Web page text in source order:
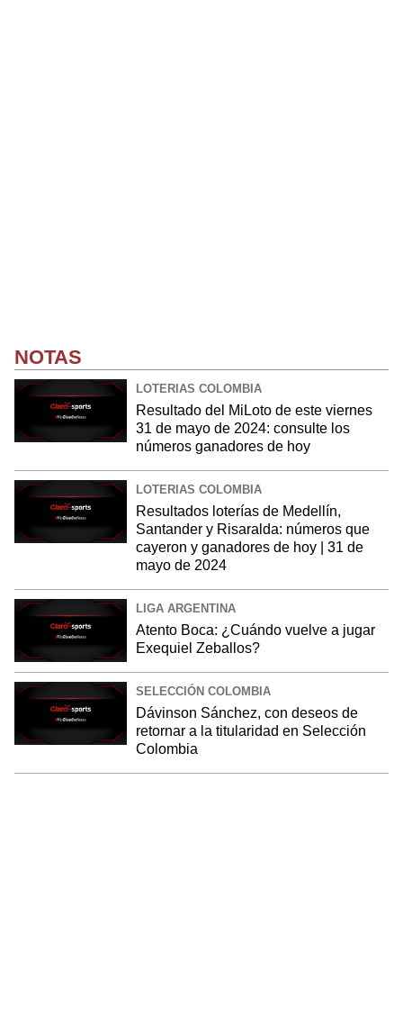
NOTAS
LOTERIAS COLOMBIA
Resultado del MiLoto de este viernes
31 de mayo de 2024: consulte los
números ganadores de hoy
LOTERIAS COLOMBIA
Resultados loterías de Medellín,
Santander y Risaralda: números que
cayeron y ganadores de hoy | 31 de
mayo de 2024
LIGA ARGENTINA
Atento Boca: ¿Cuándo vuelve a jugar
Exequiel Zeballos?
SELECCIÓN COLOMBIA
Dávinson Sánchez, con deseos de
retornar a la titularidad en Selección
Colombia